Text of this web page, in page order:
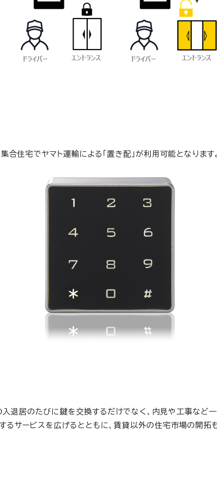
住宅でヤマト運輸による「置き配」が利用可能となります
退居のたびに鍵を交換するだけでなく、内見や工事な
サービスを広げるとともに、賃貸以外の住宅市場の開拓